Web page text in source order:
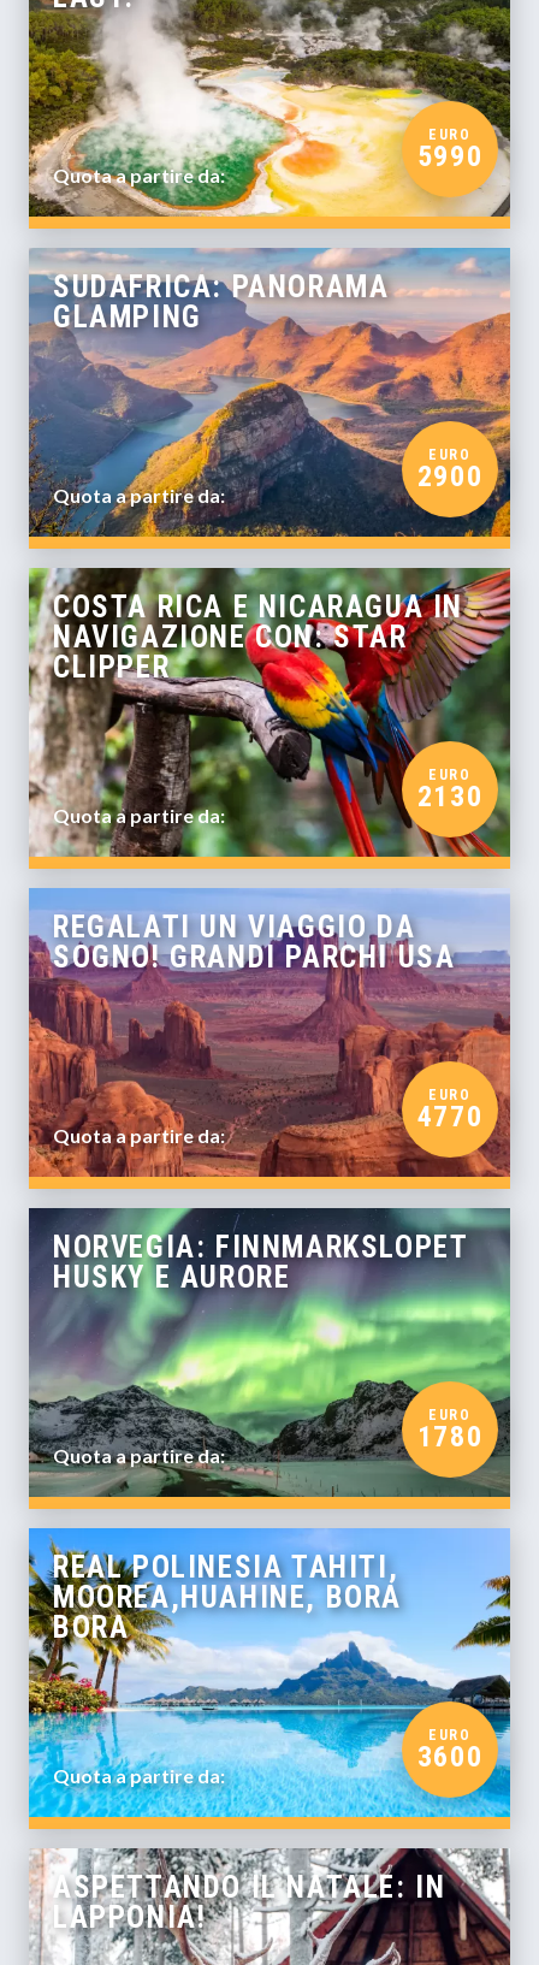
Quota a partire da:
EURO
5990
SUDAFRICA: PANORAMA
GLAMPING
Quota a partire da:
EURO
2900
COSTA RICA E NICARAGUA IN
NAVIGAZIONE CON: STAR
CLIPPER
Quota a partire da:
EURO
2130
REGALATI UN VIAGGIO DA
SOGNO! GRANDI PARCHI USA
Quota a partire da:
EURO
4770
NORVEGIA: FINNMARKSLOPET
HUSKY E AURORE
Quota a partire da:
EURO
1780
REAL POLINESIA TAHITI,
MOOREA,HUAHINE, BORA
BORA
Quota a partire da:
EURO
3600
ASPETTANDO IL NATALE: IN
LAPPONIA!